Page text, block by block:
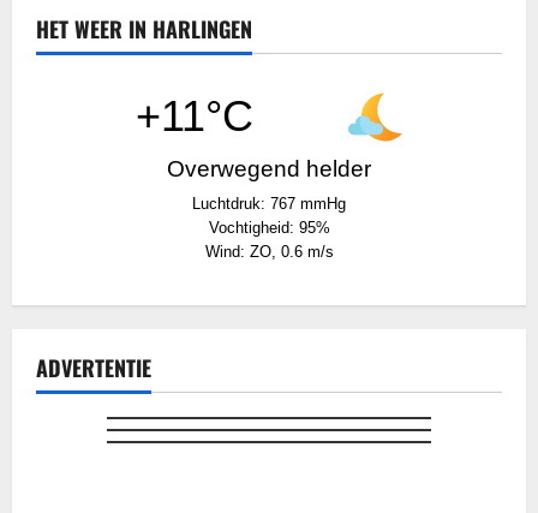
HET WEER IN HARLINGEN
+11°C
Overwegend helder
Luchtdruk: 767 mmHg
Vochtigheid: 95%
Wind: ZO, 0.6 m/s
ADVERTENTIE